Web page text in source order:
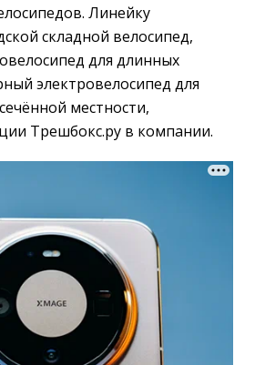
Линейку
складной велосипед,
для длинных
электровелосипед для
местности,
Трешбокс.ру в компании.